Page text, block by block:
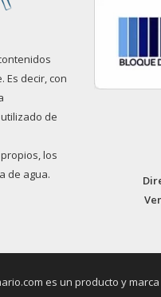
decir, con
de
los
de agua.
es un producto y marca